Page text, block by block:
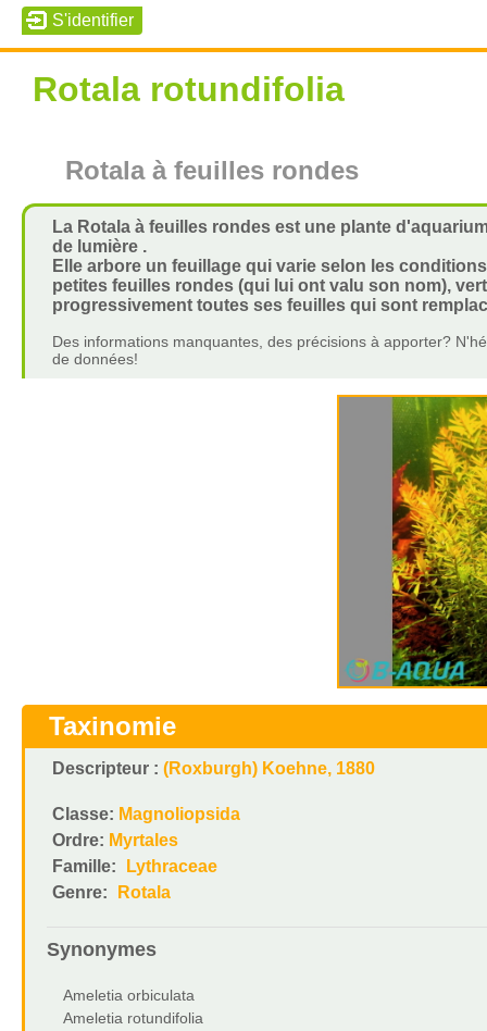
Rotala rotundifolia
Rotala à feuilles rondes
La Rotala à feuilles rondes est une plante
de lumière .
Elle arbore un feuillage qui varie selon les
petites feuilles rondes (qui lui ont valu son nom),
progressivement toutes ses feuilles qui sont
Des informations manquantes, des précisions à apporter?
de données!
Taxinomie
Descripteur : (Roxburgh) Koehne, 1880
Classe: Magnoliopsida
Ordre: Myrtales
Famille:
Lythraceae
Genre:
Rotala
Synonymes
Ameletia orbiculata
Ameletia rotundifolia